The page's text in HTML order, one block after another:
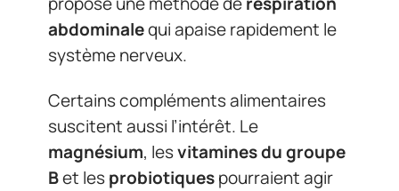
abdominalequi apaise rapidement le
système nerveux.
Certains compléments alimentaires
suscitent aussi l’intérêt. Le
magnésium, lesvitamines du groupe
Bet lesprobiotiquespourraient agir